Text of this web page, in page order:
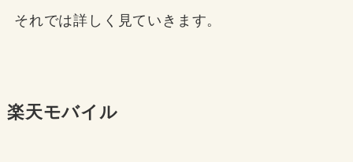
それでは詳しく見ていきます。
楽天モバイル